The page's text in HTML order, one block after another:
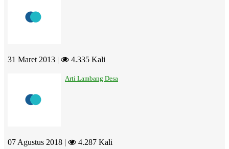
31 Maret 2013 | 4.335 Kali
Arti Lambang Desa
07 Agustus 2018 | 4.287 Kali